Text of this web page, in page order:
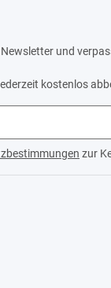
und
kostenlos
zur